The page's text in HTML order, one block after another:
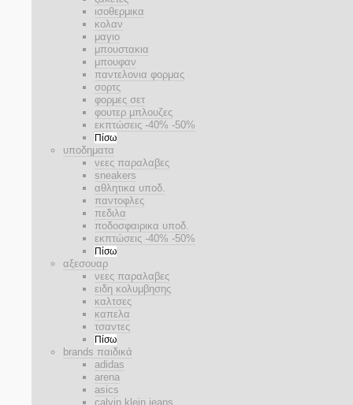
ισοθερμικα
κολαν
μαγιο
μπουστακια
μπουφαν
παντελονια φορμας
σορτς
φορμες σετ
φουτερ μπλουζες
εκπτώσεις -40% -50%
Πίσω
υποδηματα
νεες παραλαβες
sneakers
αθλητικα υποδ.
παντοφλες
πεδιλα
ποδοσφαιρικα υποδ.
εκπτώσεις -40% -50%
Πίσω
αξεσουαρ
νεες παραλαβες
ειδη κολυμβησης
καλτσες
καπελα
τσαντες
Πίσω
brands παιδικά
adidas
arena
asics
calvin klein jeans